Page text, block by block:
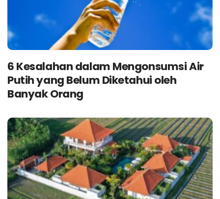
6 Kesalahan dalam Mengonsumsi Air
Putih yang Belum Diketahui oleh
Banyak Orang